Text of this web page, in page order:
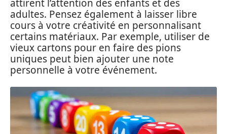
attirent l’attention des enfants et des
adultes. Pensez également à laisser libre
cours à votre créativité en personnalisant
certains matériaux. Par exemple, utiliser de
vieux cartons pour en faire des pions
uniques peut bien ajouter une note
personnelle à votre événement.